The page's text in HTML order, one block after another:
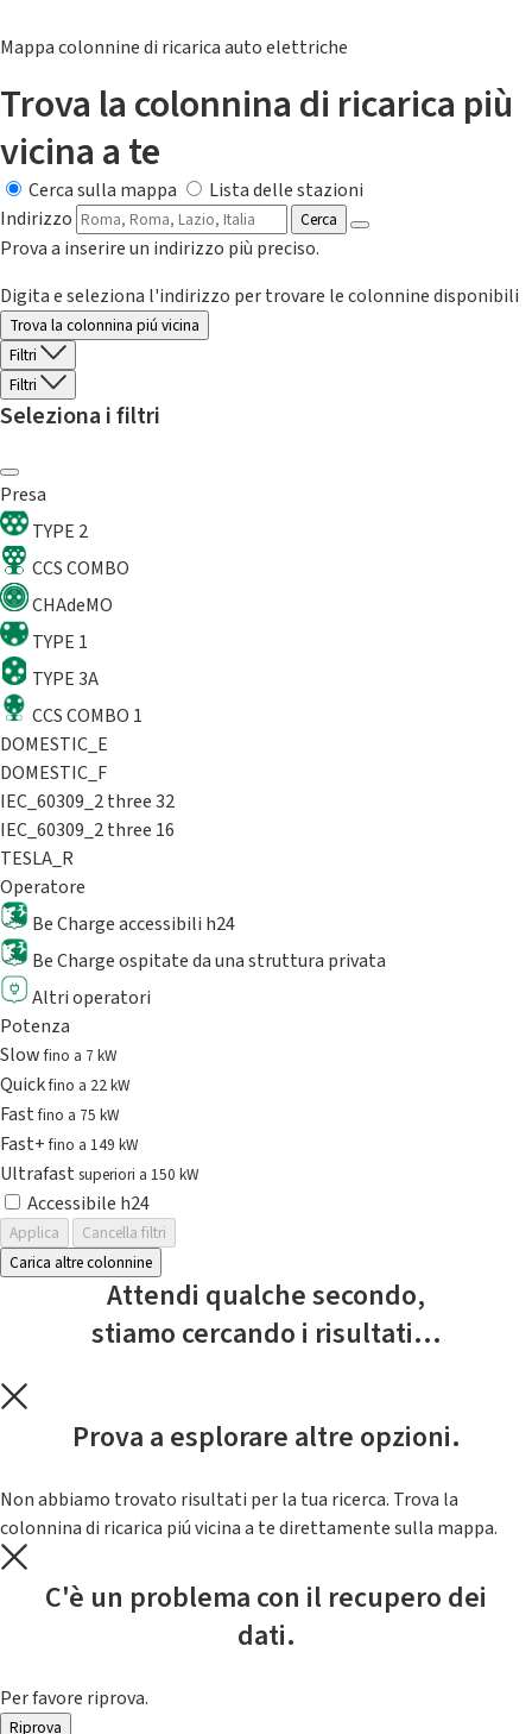
Mappa colonnine di ricarica auto elettriche
Trova la colonnina di ricarica più
vicina a te
Cerca sulla mappa
Lista delle stazioni
Indirizzo
Cerca
Prova a inserire un indirizzo più preciso.
Digita e seleziona l'indirizzo per trovare le colonnine disponibili
Trova la colonnina piú vicina
Filtri
Filtri
Seleziona i filtri
Presa
TYPE 2
CCS COMBO
CHAdeMO
TYPE 1
TYPE 3A
CCS COMBO 1
DOMESTIC_E
DOMESTIC_F
IEC_60309_2 three 32
IEC_60309_2 three 16
TESLA_R
Operatore
Be Charge accessibili h24
Be Charge ospitate da una struttura privata
Altri operatori
Potenza
Slowfino a 7 kW
Quickfino a 22 kW
Fastfino a 75 kW
Fast+fino a 149 kW
Ultrafast superiori a 150 kW
Accessibile h24
Applica
Cancella filtri
Carica altre colonnine
Attendi qualche secondo,
stiamo cercando i risultati...
Prova a esplorare altre opzioni.
Non abbiamo trovato risultati per la tua ricerca. Trova la
colonnina di ricarica piú vicina a te direttamente sulla mappa.
C'è un problema con il recupero dei
dati.
Per favore riprova.
Riprova